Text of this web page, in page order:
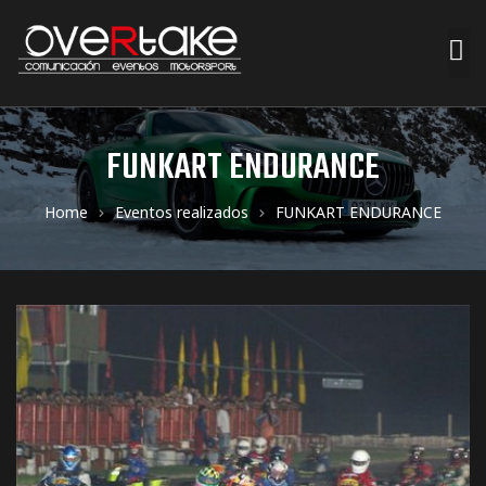
FUNKART ENDURANCE
Home Eventos realizados FUNKART ENDURANCE
de